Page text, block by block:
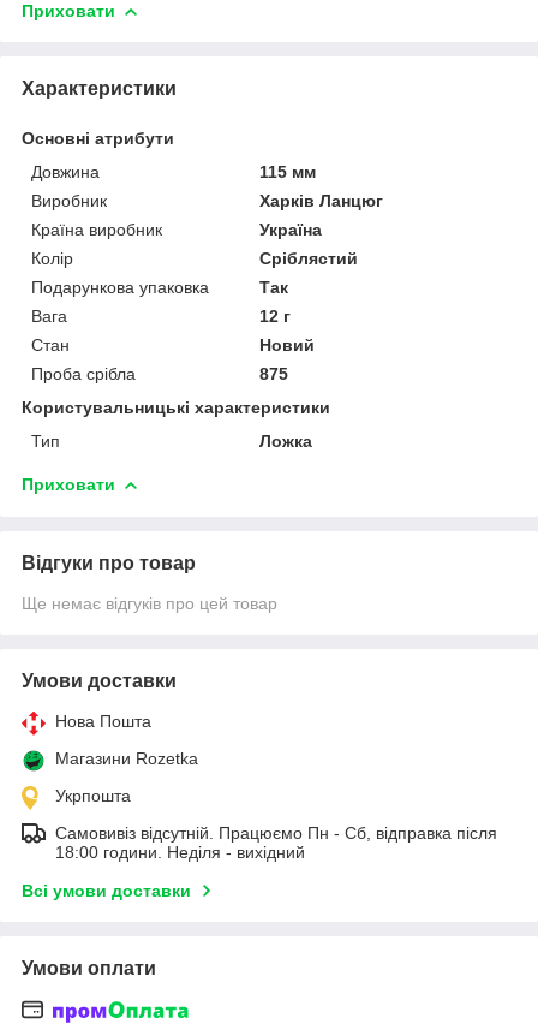
Приховати
Характеристики
Основні атрибути
Довжина
115 мм
Виробник
Харків Ланцюг
Країна виробник
Україна
Колір
Сріблястий
Подарункова упаковка
Так
Вага
12 г
Стан
Новий
Проба срібла
875
Користувальницькі характеристики
Тип
Ложка
Приховати
Відгуки про товар
Ще немає відгуків про цей товар
Умови доставки
Нова Пошта
Магазини Rozetka
Укрпошта
Самовивіз відсутній. Працюємо Пн - Сб, відправка після
18:00 години. Неділя - вихідний
Всі умови доставки
Умови оплати